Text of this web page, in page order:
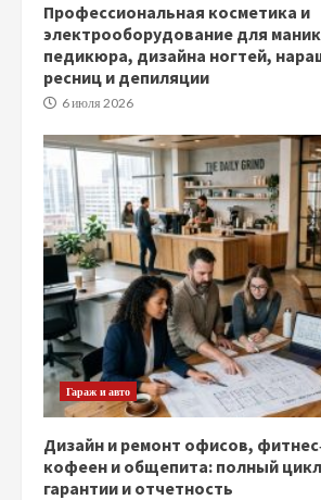
Профессиональная косметика и
электрооборудование для
педикюра, дизайна ногтей,
ресниц и депиляции
6 июля 2026
Гараж и авто
Дизайн и ремонт офисов,
кофеен и общепита: полный
гарантии и отчетность